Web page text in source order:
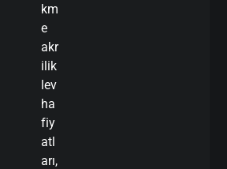
km
e
akr
ilik
lev
ha
fiy
atl
arı,